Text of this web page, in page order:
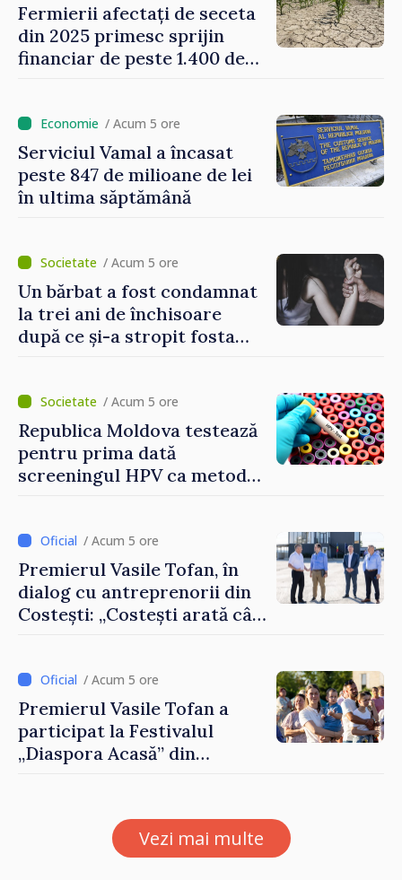
Fermierii afectați de seceta
din 2025 primesc sprijin
financiar de peste 1.400 de
/ Acum 5 ore
Serviciul Vamal a încasat
peste 847 de milioane de lei
în ultima săptămână
/ Acum 5 ore
Un bărbat a fost condamnat
la trei ani de închisoare
după ce și-a stropit fosta
/ Acum 5 ore
Republica Moldova testează
pentru prima dată
screeningul HPV ca metodă
/ Acum 5 ore
Premierul Vasile Tofan, în
dialog cu antreprenorii din
Costești: „Costești arată cât
există inițiativă, muncă și
spirit antreprenorial”
/ Acum 5 ore
Premierul Vasile Tofan a
participat la Festivalul
„Diaspora Acasă” din
Vezi mai multe